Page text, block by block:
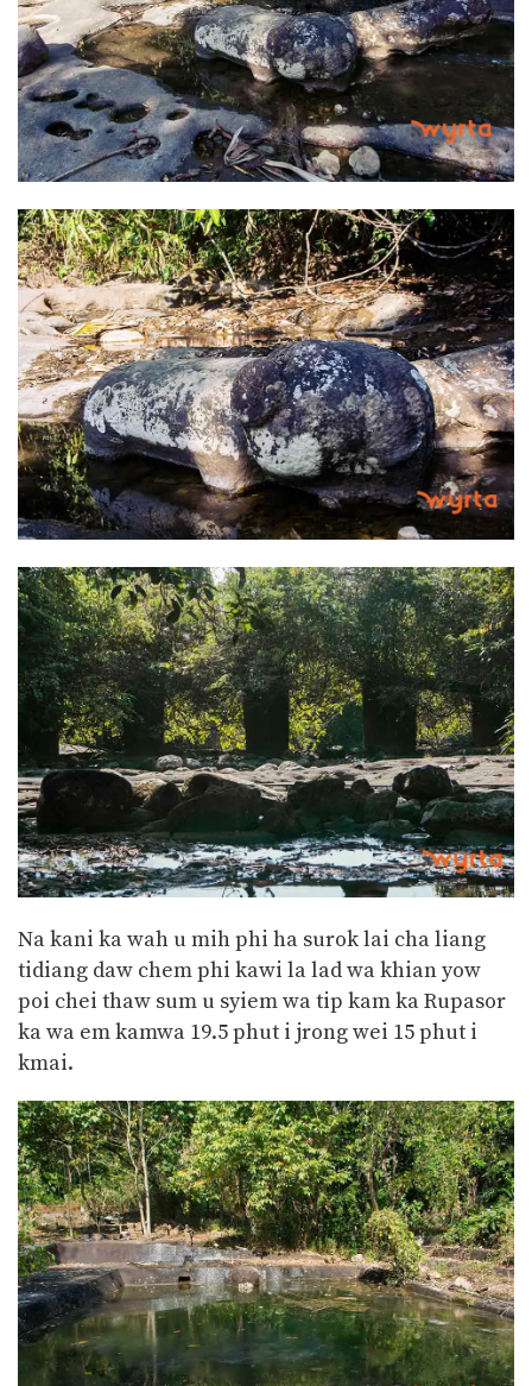
Na kani ka wah u mih phi ha surok lai cha liang
tidiang daw chem phi kawi la lad wa khian yow
poi chei thaw sum u syiem wa tip kam ka Rupasor
ka wa em kamwa 19.5 phut i jrong wei 15 phut i
kmai.